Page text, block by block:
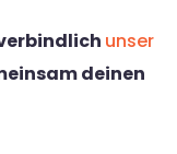
unser
deinen